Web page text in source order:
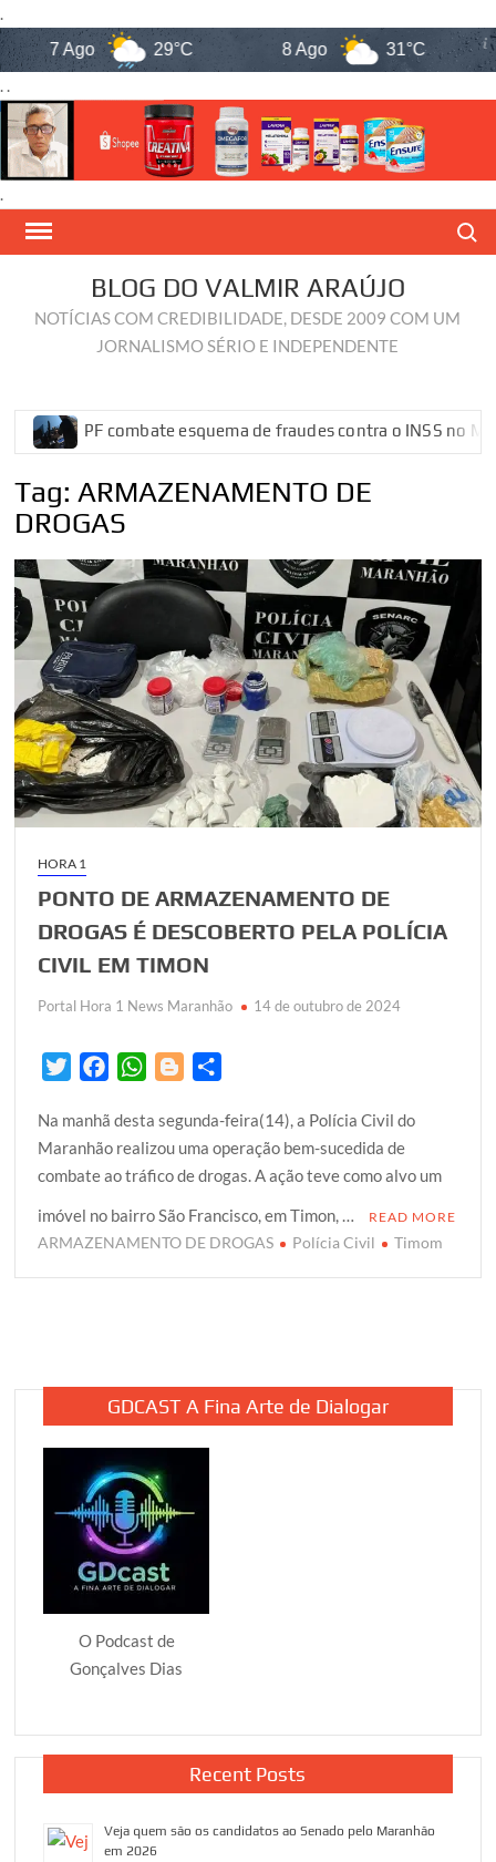
.
7 Ago 29°C 8 Ago 31°C
. .
.
Skip
BLOG DO VALMIR ARAÚJO
NOTÍCIAS COM CREDIBILIDADE, DESDE 2009 COM UM
JORNALISMO SÉRIO E INDEPENDENTE
PF combate esquema de fraudes contra o INSS no
Tag: ARMAZENAMENTO DE
DROGAS
HORA 1
PONTO DE ARMAZENAMENTO DE
DROGAS É DESCOBERTO PELA POLÍCIA
CIVIL EM TIMON
Portal Hora 1 News Maranhão 14 de outubro de 2024
i
t
t
e
r
c
e
b
o
o
W
a
t
s
A
p
o
g
g
e
r
a
r
e
Na manhã desta segunda-feira(14), a Polícia Civil do
Maranhão realizou uma operação bem-sucedida de
combate ao tráfico de drogas. A ação teve como alvo um
imóvel no bairro São Francisco, em Timon, …
READ MORE
ARMAZENAMENTO DE DROGAS Polícia Civil Timom
GDCAST A Fina Arte de Dialogar
O Podcast de
Gonçalves Dias
Recent Posts
Veja quem são os candidatos ao Senado pelo Maranhão
em 2026